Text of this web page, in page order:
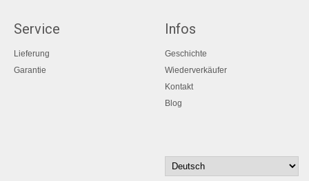
Service
Lieferung
Garantie
Infos
Geschichte
Wiederverkäufer
Kontakt
Blog